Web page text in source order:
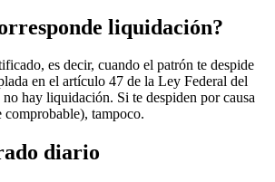
liquidación?
es decir, cuando el patrón te despide
en el artículo 47 de la Ley Federal del
hay liquidación. Si te despiden por causa
tampoco.
diario